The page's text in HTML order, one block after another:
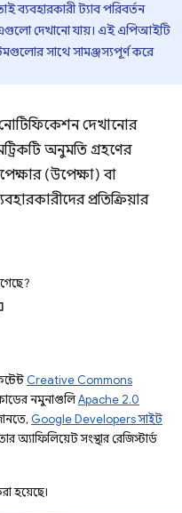
ব্যবহারকারী ট্যাব পরিবর্তন
দেখানো যায়। এই এপিআইটি
সাথে সামঞ্জস্যপূর্ণ করে
দেখানোর
অনুমতি গ্রহণের
(উপেক্ষা) বা
প্রতিক্রিয়ার
Creative Commons
নমুনাগুলিApache 2.0
Google Developers সাইট
সংস্থার রেজিস্টার্ড
হয়েছে।